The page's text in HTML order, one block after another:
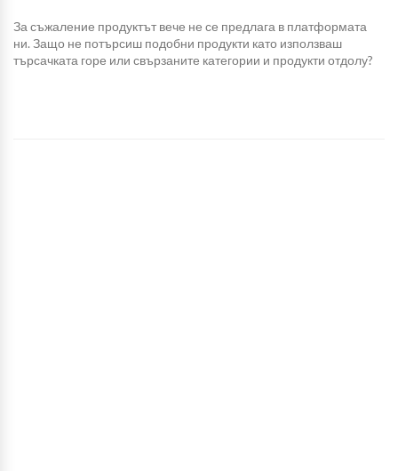
За съжаление продуктът вече не се предлага в платформата
ни. Защо не потърсиш подобни продукти като използваш
търсачката горе или свързаните категории и продукти отдолу?